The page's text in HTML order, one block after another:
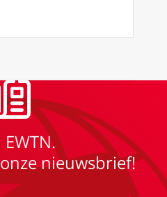
dictatuur beboet EWTN-
nieuwsbrief!